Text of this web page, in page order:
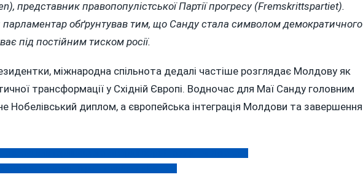
представник правопопулістської Партії прогресу (Fremskrittspartiet).
парламентар обґрунтував тим, що Санду стала символом демократичного
під постійним тиском росії.
міжнародна спільнота дедалі частіше розглядає Молдову як
трансформації у Східній Європі. Водночас для Маї Санду головним
Нобелівський диплом, а європейська інтеграція Молдови та завершення